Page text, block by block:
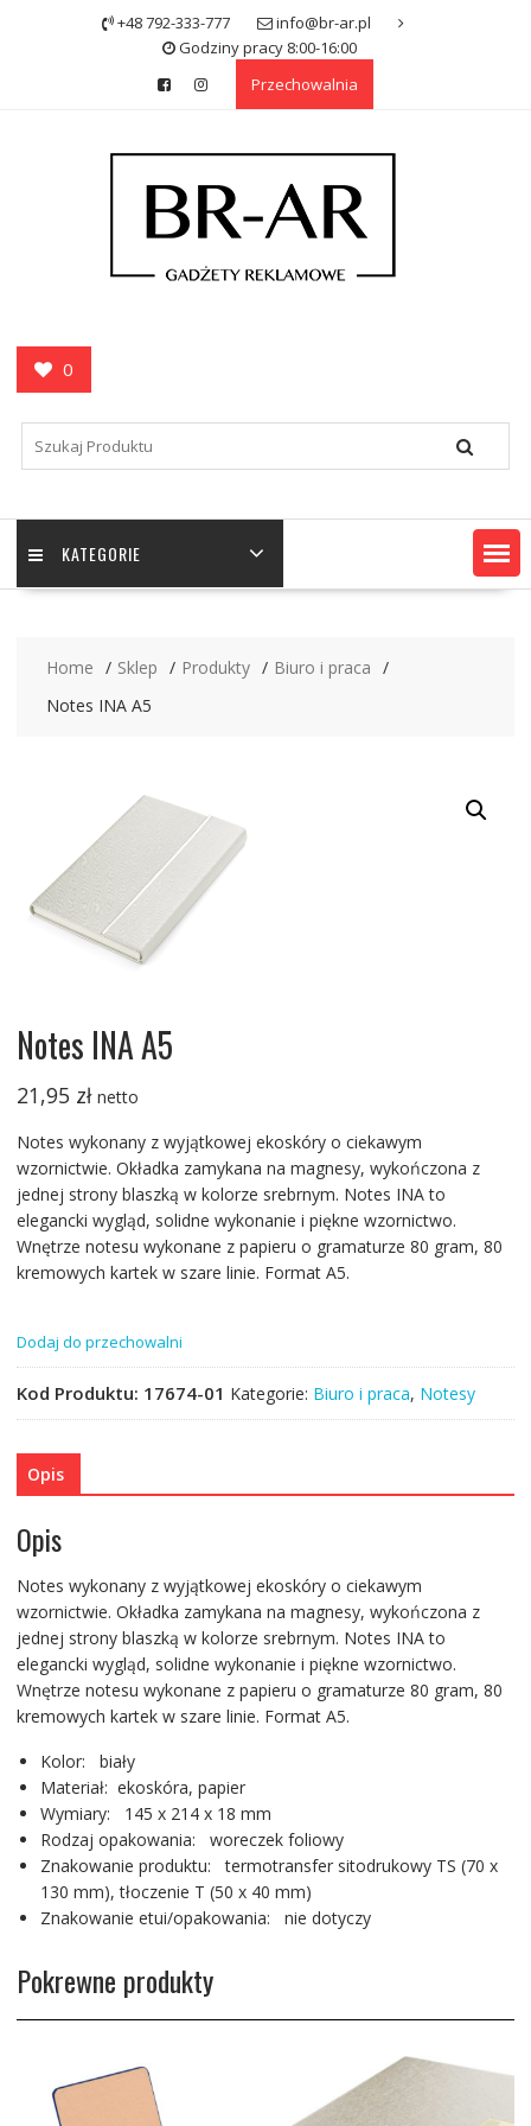
+48 792-333-777
info@br-ar.pl
Godziny pracy 8:00-16:00
Przechowalnia
0
KATEGORIE
Home Sklep Produkty
Biuro i praca
Notes INA A5
Notes INA A5
21,95 zł netto
Notes wykonany z wyjątkowej ekoskóry o ciekawym
wzornictwie. Okładka zamykana na magnesy, wykończona z
jednej strony blaszką w kolorze srebrnym. Notes INA to
elegancki wygląd, solidne wykonanie i piękne wzornictwo.
Wnętrze notesu wykonane z papieru o gramaturze 80 gram, 80
kremowych kartek w szare linie. Format A5.
Dodaj do przechowalni
Kod Produktu: 17674-01 Kategorie: Biuro i praca, Notesy
Opis
Opis
Notes wykonany z wyjątkowej ekoskóry o ciekawym
wzornictwie. Okładka zamykana na magnesy, wykończona z
jednej strony blaszką w kolorze srebrnym. Notes INA to
elegancki wygląd, solidne wykonanie i piękne wzornictwo.
Wnętrze notesu wykonane z papieru o gramaturze 80 gram, 80
kremowych kartek w szare linie. Format A5.
Kolor: biały
Materiał: ekoskóra, papier
Wymiary: 145 x 214 x 18 mm
Rodzaj opakowania: woreczek foliowy
Znakowanie produktu: termotransfer sitodrukowy TS (70 x
130 mm), tłoczenie T (50 x 40 mm)
Znakowanie etui/opakowania: nie dotyczy
Pokrewne produkty